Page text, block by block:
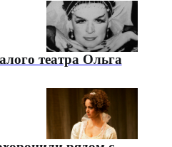
театра Ольга